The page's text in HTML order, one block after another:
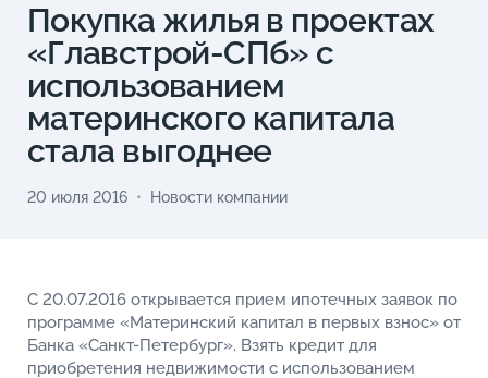
Покупка жилья в проектах
«Главстрой-СПб» с
использованием
материнского капитала
стала выгоднее
20 июля 2016 Новости компании
С 20.07.2016 открывается прием ипотечных заявок по
программе «Материнский капитал в первых взнос» от
Банка «Санкт-Петербург». Взять кредит для
приобретения недвижимости с использованием